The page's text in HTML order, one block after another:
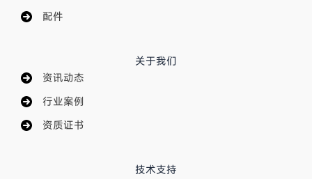
配件
关于我们
资讯动态
行业案例
资质证书
技术支持